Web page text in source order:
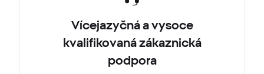
Vícejazyčná a vysoce
kvalifikovaná zákaznická
podpora